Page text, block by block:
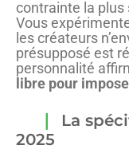
contrainte la plus
Vous
les créateurs
présupposé est
personnalité
libre pour
La
2025